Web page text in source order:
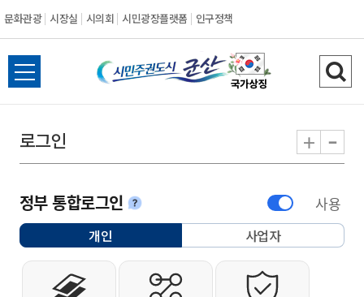
문화관광 시장실 시의회 시민광장플랫폼 인구정책
시민주권도시 군
전체메뉴 열기 검
로그인 + -
정부 통합로그인안내 사용
개인선택됨 사업자
개인사용자 로그인